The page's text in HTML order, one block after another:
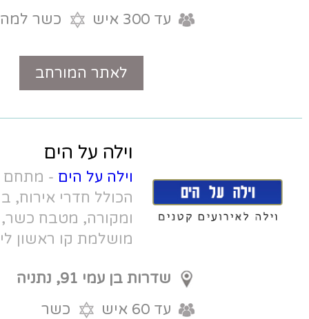
כשר למהדרין
טלפון
וילה על הים- מתחם אירועים שומר שבת
הכולל חדרי אירוח, בריכה מחוממת
ומקורה, מטבח כשר, אווירת בוטיק
מושלמת קו ראשון לים. לאירועי שבת
כשר